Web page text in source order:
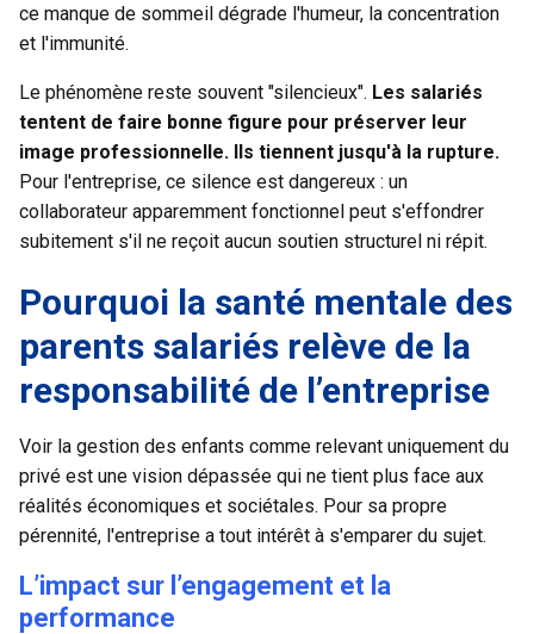
ce manque de sommeil dégrade l'humeur, la concentration
et l'immunité.
Le phénomène reste souvent "silencieux". Les salariés
tentent de faire bonne figure pour préserver leur
image professionnelle. Ils tiennent jusqu'à la rupture.
Pour l'entreprise, ce silence est dangereux : un
collaborateur apparemment fonctionnel peut s'effondrer
subitement s'il ne reçoit aucun soutien structurel ni répit.
Pourquoi la santé mentale des
parents salariés relève de la
responsabilité de l’entreprise
Voir la gestion des enfants comme relevant uniquement du
privé est une vision dépassée qui ne tient plus face aux
réalités économiques et sociétales. Pour sa propre
pérennité, l'entreprise a tout intérêt à s'emparer du sujet.
L’impact sur l’engagement et la
performance